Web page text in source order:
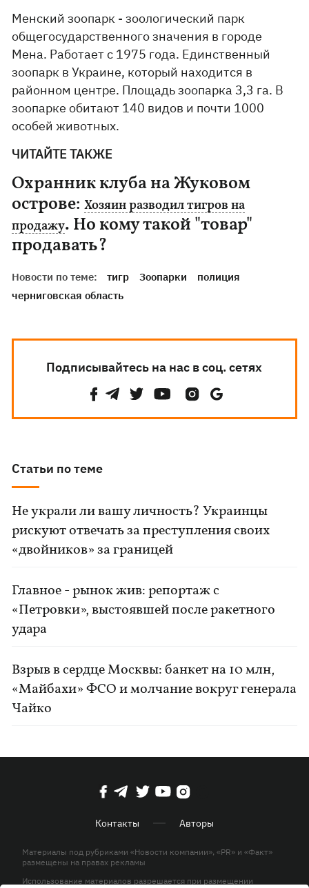
Менский зоопарк - зоологический парк
общегосударственного значения в городе
Мена. Работает с 1975 года. Единственный
зоопарк в Украине, который находится в
районном центре. Площадь зоопарка 3,3 га. В
зоопарке обитают 140 видов и почти 1000
особей животных.
ЧИТАЙТЕ ТАКЖЕ
Охранник клуба на Жуковом
острове:Хозяин разводил тигров на
продажу. Но кому такой "товар"
продавать?
Новости по теме: тигр Зоопарки
полиция
черниговская область
Подписывайтесь на нас в соц. сетях
Статьи по теме
Не украли ли вашу личность? Украинцы
рискуют отвечать за преступления своих
«двойников» за границей
Главное - рынок жив: репортаж с
«Петровки», выстоявшей после ракетного
удара
Взрыв в сердце Москвы: банкет на 10 млн,
«Майбахи» ФСО и молчание вокруг генерала
Чайко
Контакты Авторы
Материалы под рубриками «Новости компании», «PR» и «Факт»
размещены на правах рекламы
Использование материалов разрешается при размещении